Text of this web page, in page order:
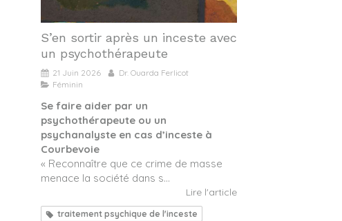
S’en sortir après un inceste avec
un psychothérapeute
21 Juin 2026
Dr. Ouarda Ferlicot
Féminin
Se faire aider par un
psychothérapeute ou un
psychanalyste en cas d’inceste à
Courbevoie
« Reconnaître que ce crime de masse
menace la société dans s...
Lire l'article
traitement psychique de l'inceste